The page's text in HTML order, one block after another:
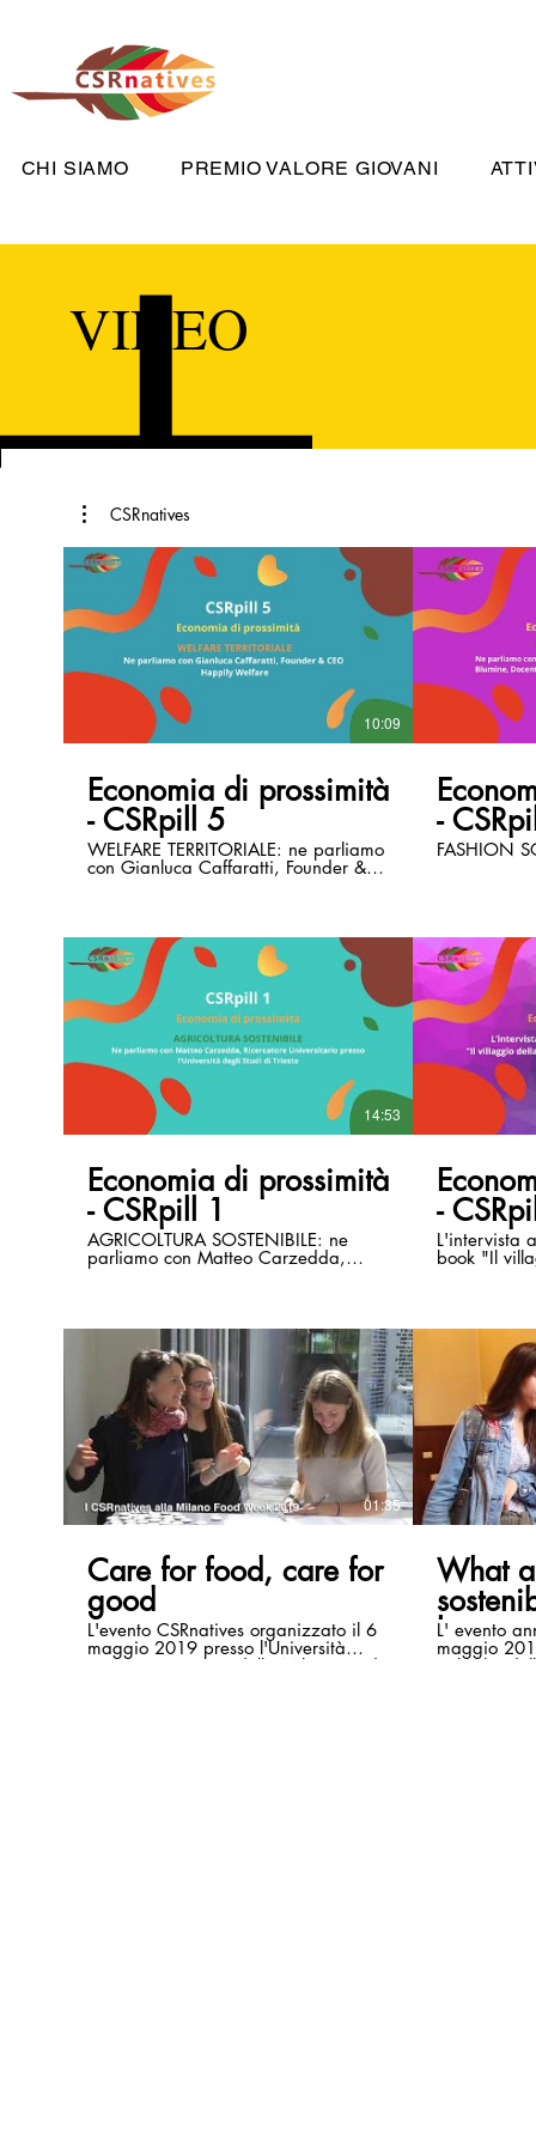
CHI SIAMO PREMIO VALORE GIOVANI
VIDEO
CSRnatives
10:09
Economia di prossimità
- CSRpill 5
WELFARE TERRITORIALE: ne parliamo
con Gianluca Caffaratti, Founder &
-
FASHION
14:53
Economia di prossimità
- CSRpill 1
AGRICOLTURA SOSTENIBILE: ne
parliamo con Matteo Carzedda,
Ricercatore Universitario presso
-
L'intervista
book "Il
01:35
Care for food, care for
good
L'evento CSRnatives organizzato il 6
maggio 2019 presso l'Università
IULM in occasione della Milano Food
What
lavoro
L' evento
maggio
politiche